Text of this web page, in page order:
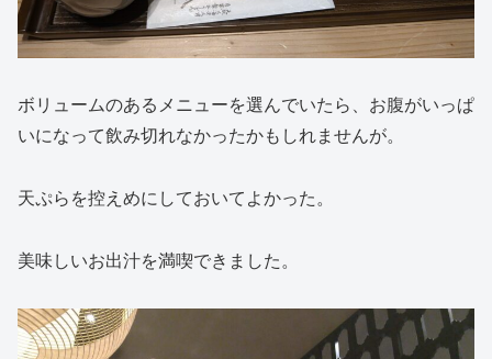
ボリュームのあるメニューを選んでいたら、お腹がいっぱ
いになって飲み切れなかったかもしれませんが。
天ぷらを控えめにしておいてよかった。
美味しいお出汁を満喫できました。